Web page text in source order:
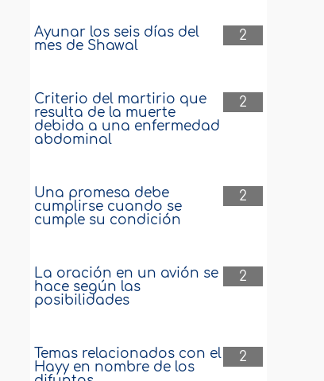
2
Ayunar los seis días del
mes de Shawal
2
Criterio del martirio que
resulta de la muerte
debida a una enfermedad
abdominal
2
Una promesa debe
cumplirse cuando se
cumple su condición
2
La oración en un avión se
hace según las
posibilidades
2
Temas relacionados con el
Hayy en nombre de los